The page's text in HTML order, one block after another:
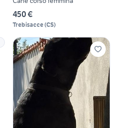
450 €
Trebisacce(CS)